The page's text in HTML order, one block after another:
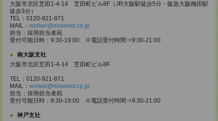
大阪市北区芝田1-4-14 芝田町ビル8F（JR大阪駅徒歩5分・阪急大阪梅田駅
徒歩3分）
TEL：0120-921-871
MAIL： worker@nissonet.co.jp
担当：採用担当者宛
受付可能日時：9:30-19:00 ※電話受付時間⇒9:30-21:00
南大阪支社
大阪市北区芝田1-4-14 芝田町ビル8F
TEL：0120-921-871
MAIL： worker@nissonet.cp.jp
担当：採用担当者宛
受付可能日時：9:30-19:00 ※電話受付時間⇒9:30-21:00
神戸支社